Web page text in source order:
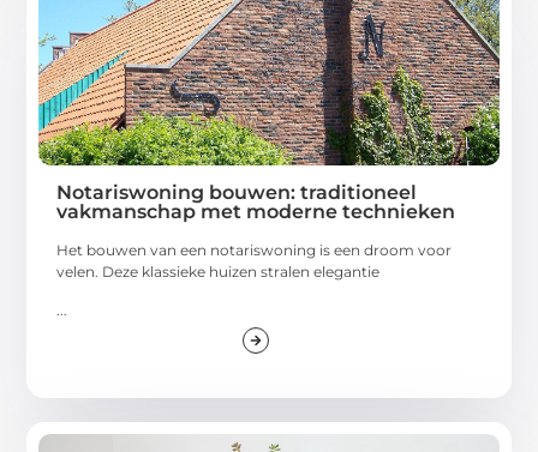
Notariswoning bouwen: traditioneel
vakmanschap met moderne technieken
Het bouwen van een notariswoning is een droom voor
velen. Deze klassieke huizen stralen elegantie